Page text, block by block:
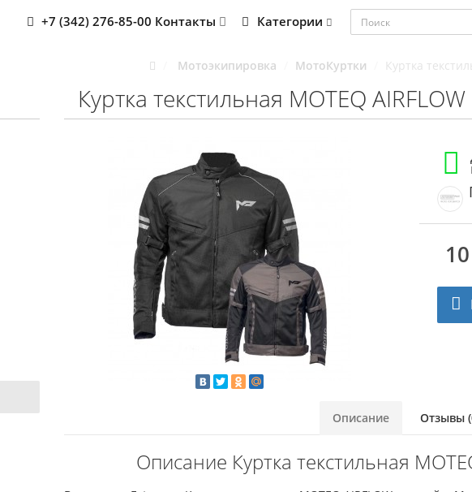
+7 (342) 276-85-00 Контакты Категории
Мотоэкипировка МотоКуртки Куртка
Куртка текстильная MOTEQ
Описание Отзывы
Описание Куртка текстильная